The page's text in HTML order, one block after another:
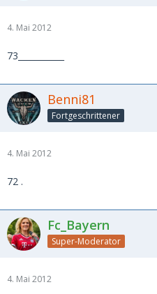
4. Mai 2012
73___________
Benni81
Fortgeschrittener
4. Mai 2012
72 .
Fc_Bayern
Super-Moderator
4. Mai 2012